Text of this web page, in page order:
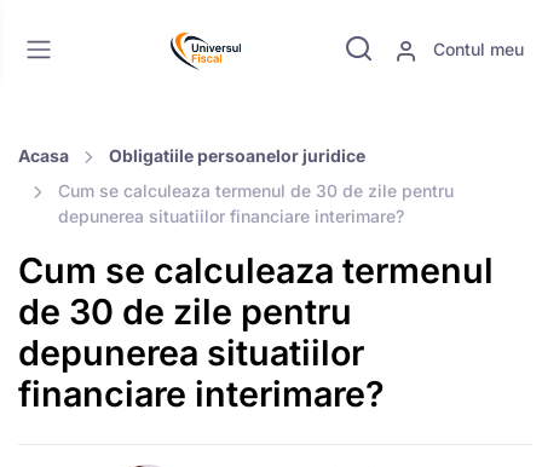
Contul meu
Acasa
Obligatiile persoanelor juridice
Cum se calculeaza termenul de 30 de zile pentru
depunerea situatiilor financiare interimare?
Cum se calculeaza termenul
de 30 de zile pentru
depunerea situatiilor
financiare interimare?